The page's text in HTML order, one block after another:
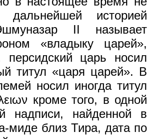
историей
II называет
«владыку царей»,
царь носил
титул «царя царей». В
носил иногда титул
кроме того, в одной
надписи, найденной в
миде близ Тира, дата по